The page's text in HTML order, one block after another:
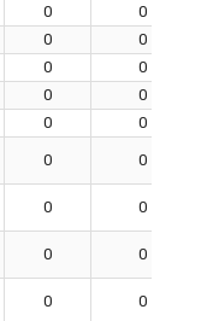
0
0
0
0
0
0
0
0
0
0
0 0
0 0
0 0
0 0